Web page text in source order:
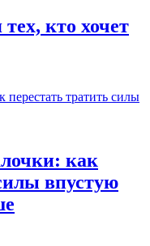
кто хочет
как
впустую